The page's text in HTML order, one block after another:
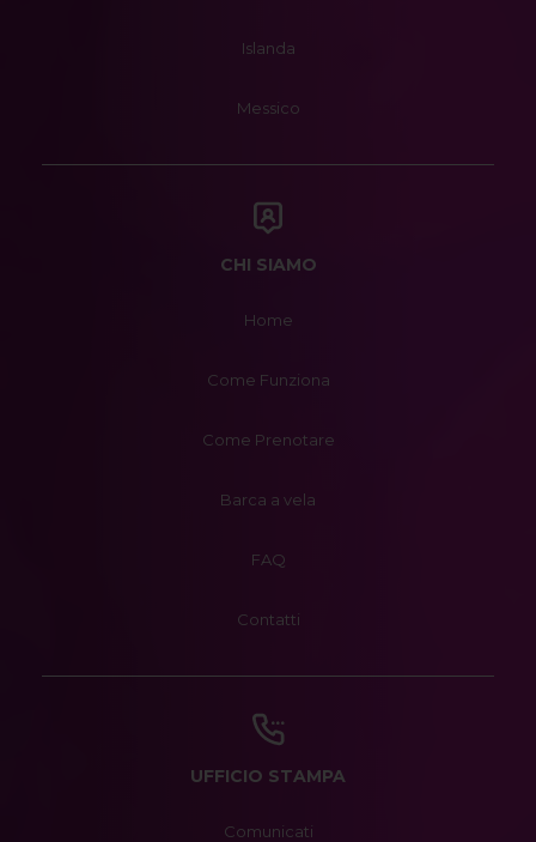
Islanda
Messico
CHI SIAMO
Home
Come Funziona
Come Prenotare
Barca a vela
FAQ
Contatti
UFFICIO STAMPA
Comunicati